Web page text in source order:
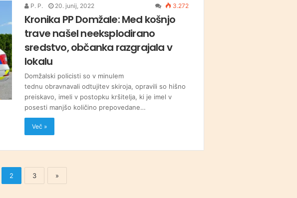
P. P. 20. junij, 2022 3.272
Kronika PP Domžale: Med košnjo
trave našel neeksplodirano
sredstvo, občanka razgrajala v
lokalu
Domžalski policisti so v minulem
tednu obravnavali odtujitev skiroja, opravili so hišno
preiskavo, imeli v postopku kršitelja, ki je imel v
posesti manjšo količino prepovedane…
Več »
2 3 »